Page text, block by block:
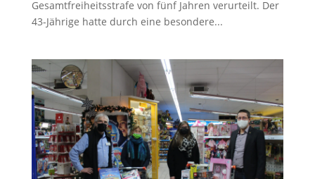
Gesamtfreiheitsstrafe von fünf Jahren verurteilt. Der
43-Jährige hatte durch eine besondere...